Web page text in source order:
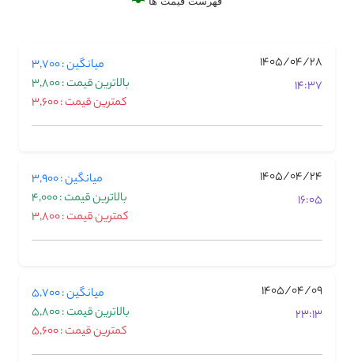
1405/04/28
14:37
میانگین : 3,700
بالاترین قیمت : 3,800
کمترین قیمت : 3,600
1405/04/24
16:05
میانگین : 3,900
بالاترین قیمت : 4,000
کمترین قیمت : 3,800
1405/04/09
23:13
میانگین : 5,700
بالاترین قیمت : 5,800
کمترین قیمت : 5,600